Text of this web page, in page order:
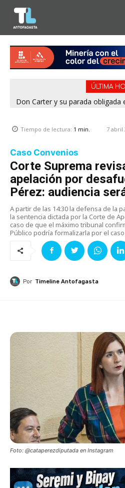
ÚLTIMA
Don Carter y su parada obligada
Tiempo de lectura: 1 min. 7 abril
Caso Convenios
Corte Suprema
apelación por
Pérez: audiencia
A partir de las 14:30 la defensa de la
la sentencia dictada por la Corte de
caso de que el máximo tribunal
Público podría formalizarla por el caso
Por Timeline Antofagasta
Foto: @cataperezdiputada en Instagram